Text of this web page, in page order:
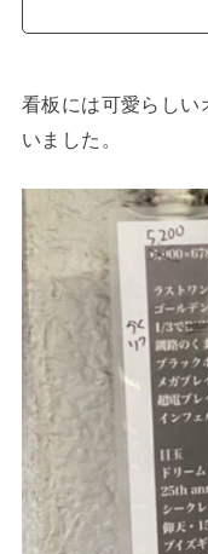
看板には可愛らしい
いました。